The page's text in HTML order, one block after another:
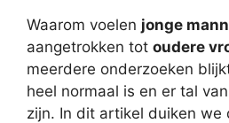
Waarom voelen jonge
aangetrokken tot oudere
meerdere onderzoeken
heel normaal is en er tal
zijn. In dit artikel duiken we